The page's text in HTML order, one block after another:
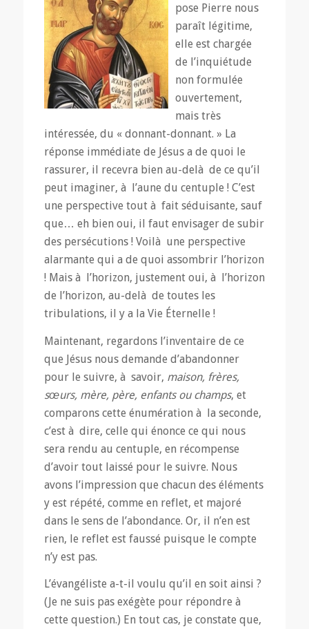
pose Pierre nous
paraît légitime,
elle est chargée
de l’inquiétude
non formulée
ouvertement,
mais très
intéressée, du « donnant-donnant. » La
réponse immédiate de Jésus a de quoi le
rassurer, il recevra bien au-delà de ce qu’il
peut imaginer, à l’aune du centuple ! C’est
une perspective tout à fait séduisante, sauf
que… eh bien oui, il faut envisager de subir
des persécutions ! Voilà une perspective
alarmante qui a de quoi assombrir l’horizon
! Mais à l’horizon, justement oui, à l’horizon
de l’horizon, au-delà de toutes les
tribulations, il y a la Vie Éternelle !
Maintenant, regardons l’inventaire de ce
que Jésus nous demande d’abandonner
pour le suivre, à savoir, maison, frères,
sœurs, mère, père, enfants ou champs, et
comparons cette énumération à la seconde,
c’est à dire, celle qui énonce ce qui nous
sera rendu au centuple, en récompense
d’avoir tout laissé pour le suivre. Nous
avons l’impression que chacun des éléments
y est répété, comme en reflet, et majoré
dans le sens de l’abondance. Or, il n’en est
rien, le reflet est faussé puisque le compte
n’y est pas.
L’évangéliste a-t-il voulu qu’il en soit ainsi ?
(Je ne suis pas exégète pour répondre à
cette question.) En tout cas, je constate que,